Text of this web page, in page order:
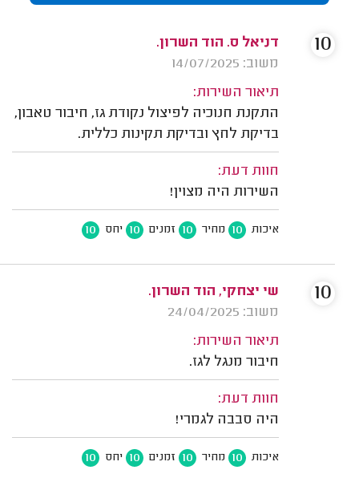
דניאל ס. הוד השרון.
משוב: 14/07/2025
תיאור השירות:
התקנת חנוכיה לפיצול נקודת גז, חיבור טאבון,
בדיקת לחץ ובדיקת תקינות כללית.
חוות דעת:
השירות היה מצוין!
איכות 10 מחיר 10 זמנים 10 יחס 10
10
שי יצחקי, הוד השרון.
משוב: 24/04/2025
תיאור השירות:
חיבור מנגל לגז.
חוות דעת:
היה סבבה לגמרי!
איכות 10 מחיר 10 זמנים 10 יחס 10
10